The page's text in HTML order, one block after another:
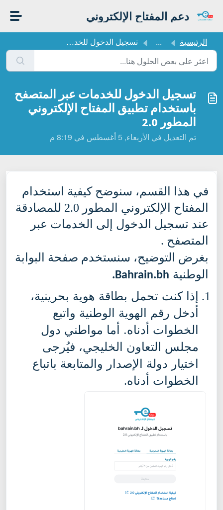
دعم المفتاح الإلكتروني
الرئيسية ... تسجيل الدخول للخدمات عبر المتصفح باستخدام تطبيق المفتاح ا...
تسجيل الدخول للخدمات عبر المتصفح
باستخدام تطبيق المفتاح الإلكتروني
المطور 2.0
تم التعديل في الأربعاء, 5 أغسطس في 8:19 م
في هذا القسم، سنوضح كيفية استخدام
المفتاح الإلكتروني المطور 2.0 للمصادقة
عند تسجيل الدخول إلى الخدمات عبر
المتصفح .
بغرض التوضيح، سنستخدم صفحة البوابة
الوطنية Bahrain.bh
.
إذا كنت تحمل بطاقة هوية بحرينية،
أدخل رقم الهوية الوطنية واتبع
الخطوات أدناه. أما مواطني دول
مجلس التعاون الخليجي، فيُرجى
اختيار دولة الإصدار والمتابعة باتباع
الخطوات أدناه.